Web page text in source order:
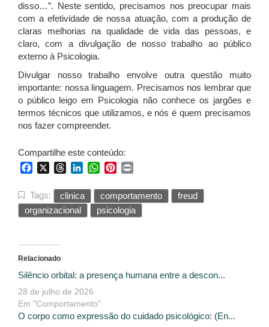
disso…”. Neste sentido, precisamos nos preocupar mais
com a efetividade de nossa atuação, com a produção de
claras melhorias na qualidade de vida das pessoas, e
claro, com a divulgação de nosso trabalho ao público
externo à Psicologia.
Divulgar nosso trabalho envolve outra questão muito
importante: nossa linguagem. Precisamos nos lembrar que
o público leigo em Psicologia não conhece os jargões e
termos técnicos que utilizamos, e nós é quem precisamos
nos fazer compreender.
Compartilhe este conteúdo:
FacebookThreadsLinkedInWhatsApp
Pinterest
Tags: clinica comportamento
freud
organizacional
psicologia
Relacionado
Silêncio orbital: a presença humana entre a descon...
28 de julho de 2026
Em "Comportamento"
O corpo como expressão do cuidado psicológico: (En...